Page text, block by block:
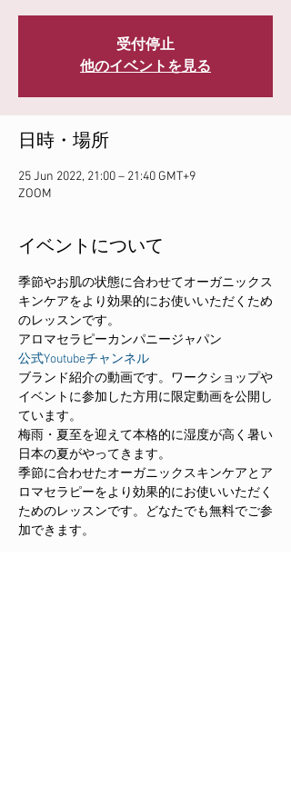
受付停止
他のイベントを見る
日時・場所
25 Jun 2022, 21:00 – 21:40 GMT+9
ZOOM
イベントについて
季節やお肌の状態に合わせてオーガニックス
キンケアをより効果的にお使いいただくため
のレッスンです。
アロマセラピーカンパニージャパン
公式Youtubeチャンネル
ブランド紹介の動画です。ワークショップや
イベントに参加した方用に限定動画を公開し
ています。
梅雨・夏至を迎えて本格的に湿度が高く暑い
日本の夏がやってきます。
季節に合わせたオーガニックスキンケアとア
ロマセラピーをより効果的にお使いいただく
ためのレッスンです。どなたでも無料でご参
加できます。